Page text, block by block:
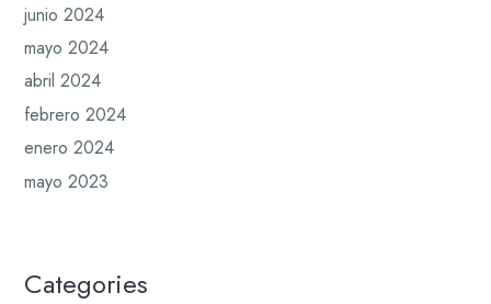
junio 2024
mayo 2024
abril 2024
febrero 2024
enero 2024
mayo 2023
Categories